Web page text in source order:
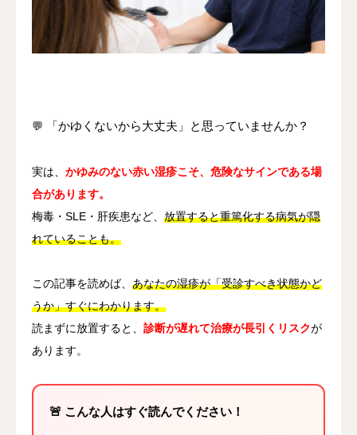
💬 「かゆくないから大丈夫」と思っていませんか？
実は、 かゆみのない赤い湿疹こそ、危険なサインである場
合があります。
梅毒・SLE・肝疾患など、 放置すると重篤化する病気が隠
れていることも。
この記事を読めば、 あなたの湿疹が「受診すべき状態かど
うか」すぐにわかります。
読まずに放置すると、 診断が遅れて治療が長引くリスクが
あります。
🚨 こんな人はすぐ読んでください！
採用情報
简体中文 日本語 English Español 한국어